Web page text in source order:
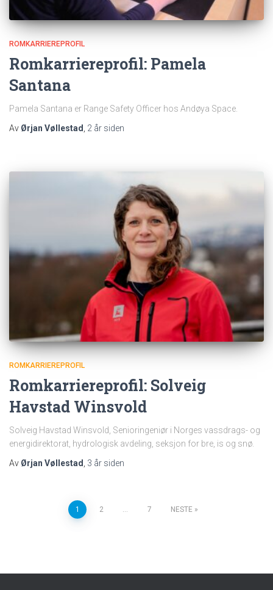
ROMKARRIEREPROFIL
Romkarriereprofil: Pamela
Santana
Pamela Santana er Range Safety Officer hos Andøya Space.
Av Ørjan Vøllestad 2 år siden
ROMKARRIEREPROFIL
Romkarriereprofil: Solveig
Havstad Winsvold
Solveig Havstad Winsvold, Senioringeniør i Norges vassdrags- og
energidirektorat, hydrologisk avdeling, seksjon for bre, is og snø.
Av Ørjan Vøllestad 3 år siden
Sidepaginering
1 2 7 NESTE